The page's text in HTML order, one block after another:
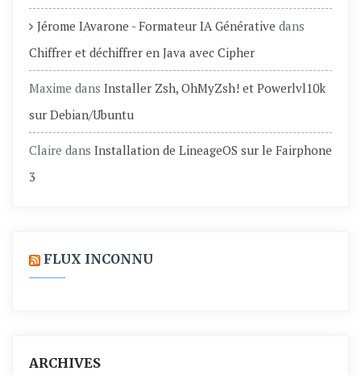
Jérome IAvarone - Formateur IA Générative dans
Chiffrer et déchiffrer en Java avec Cipher
Maxime dans Installer Zsh, OhMyZsh! et Powerlvl10k
sur Debian/Ubuntu
Claire dans Installation de LineageOS sur le Fairphone
3
FLUX INCONNU
ARCHIVES